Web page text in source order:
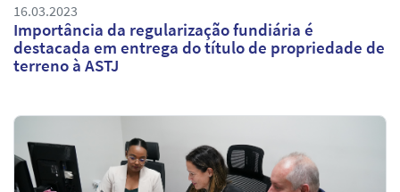
16.03.2023
Importância da regularização fundiária é
destacada em entrega do título de propriedade de
terreno à ASTJ